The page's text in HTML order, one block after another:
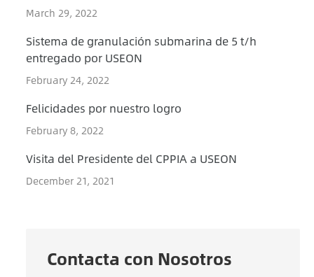
March 29, 2022
Sistema de granulación submarina de 5 t/h
entregado por USEON
February 24, 2022
Felicidades por nuestro logro
February 8, 2022
Visita del Presidente del CPPIA a USEON
December 21, 2021
Contacta con Nosotros